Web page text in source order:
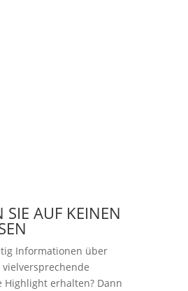
SIE AUF KEINEN
Informationen über
Highlight erhalten? Dann